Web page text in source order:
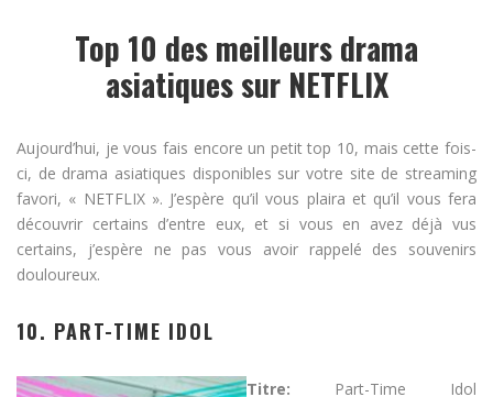
Top 10 des meilleurs drama
asiatiques sur NETFLIX
Aujourd’hui, je vous fais encore un petit top 10, mais cette fois-
ci, de drama asiatiques disponibles sur votre site de streaming
favori, « NETFLIX ». J’espère qu’il vous plaira et qu’il vous fera
découvrir certains d’entre eux, et si vous en avez déjà vus
certains, j’espère ne pas vous avoir rappelé des souvenirs
douloureux.
10. PART-TIME IDOL
Titre: Part-Time Idol